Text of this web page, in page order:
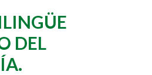
DEL